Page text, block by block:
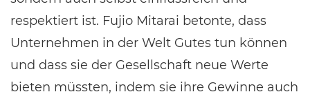
respektiert ist. Fujio Mitarai betonte, dass
Unternehmen in der Welt Gutes tun können
und dass sie der Gesellschaft neue Werte
bieten müssten, indem sie ihre Gewinne auch